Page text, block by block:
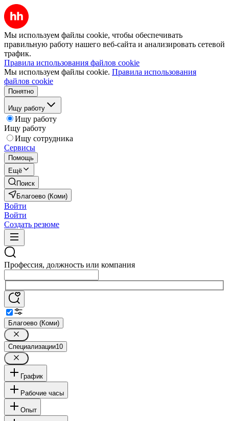
Мы используем файлы cookie, чтобы обеспечивать
правильную работу нашего веб-сайта и анализировать сетевой
трафик.
Правила использования файлов cookie
Мы используем файлы cookie. Правила использования
файлов cookie
Понятно
Ищу работу
Ищу работу
Ищу работу
Ищу сотрудника
Сервисы
Помощь
Ещё
Поиск
Благоево (Коми)
Войти
Войти
Создать резюме
Профессия, должность или компания
Благоево (Коми)
Специализации10
График
Рабочие часы
Опыт